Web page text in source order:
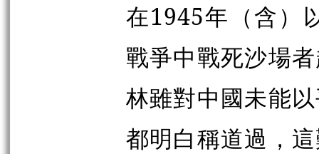
在1945年（含）
戰爭中戰死沙場
林雖對中國未能
都明白稱道過，